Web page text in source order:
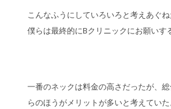
こんなふうにしていろいろと考えあぐね
僕らは最終的にBクリニックにお願いす
一番のネックは料金の高さだったが、
らのほうがメリットが多いと考えていた